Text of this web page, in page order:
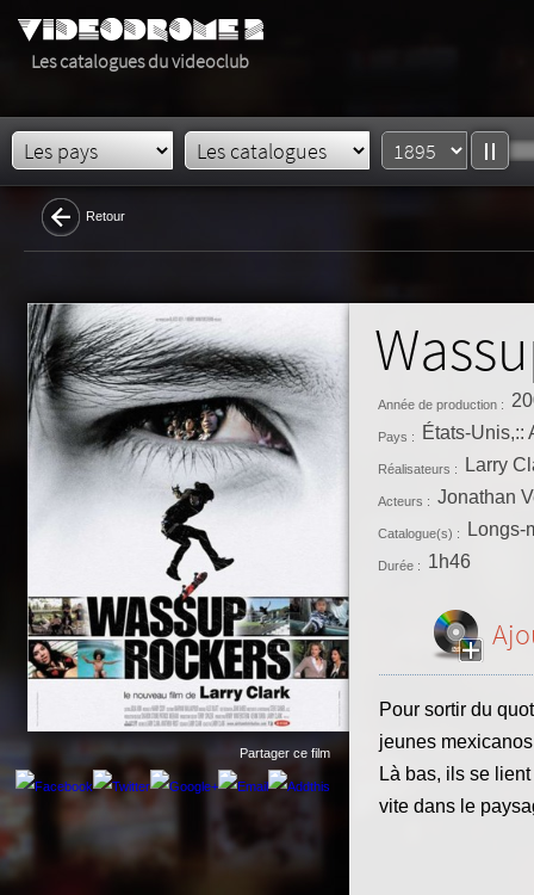
Les catalogues du videoclub
Retour
Partager ce film
Année de production :
Pays : États-Unis,::
Réalisateurs : Larry
Acteurs : Jonathan
Catalogue(s) : Longs-
Durée : 1h46
Pour sortir du
jeunes
Là bas, ils se
vite dans le